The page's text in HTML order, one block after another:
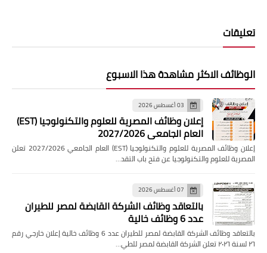
تعليقات
الوظائف الاكثر مشاهدة هذا الاسبوع
03 أغسطس 2026
إعلان وظائف المصرية للعلوم والتكنولوجيا (EST)
العام الجامعي 2027/2026
إعلان وظائف المصرية للعلوم والتكنولوجيا (EST) العام الجامعي 2027/2026 تعلن
المصرية للعلوم والتكنولوجيا عن فتح باب التقد…
07 أغسطس 2026
بالتعاقد وظائف الشركة القابضة لمصر للطيران
عدد 6 وظائف خالية
بالتعاقد وظائف الشركة القابضة لمصر للطيران عدد 6 وظائف خالية إعلان خارجي رقم
٢٦ لسنة ٢٠٢٦ تعلن الشركة القابضة لمصر للطي…